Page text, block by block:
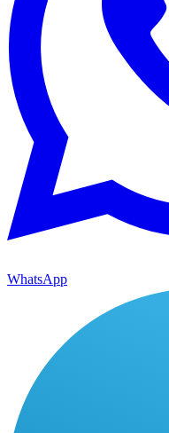
WhatsApp